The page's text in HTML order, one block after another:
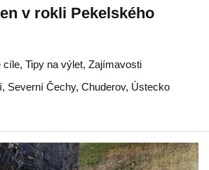
v rokli Pekelského
cíle, Tipy na výlet, Zajímavosti
, Severní Čechy, Chuderov, Ústecko